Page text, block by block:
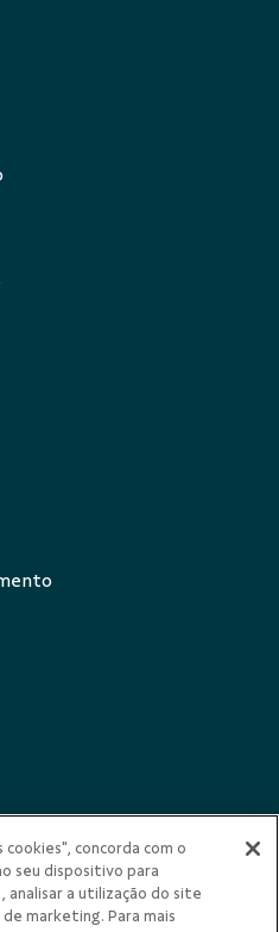
concorda com o
seu dispositivo para
analisar a utilização do site
de marketing. Para mais